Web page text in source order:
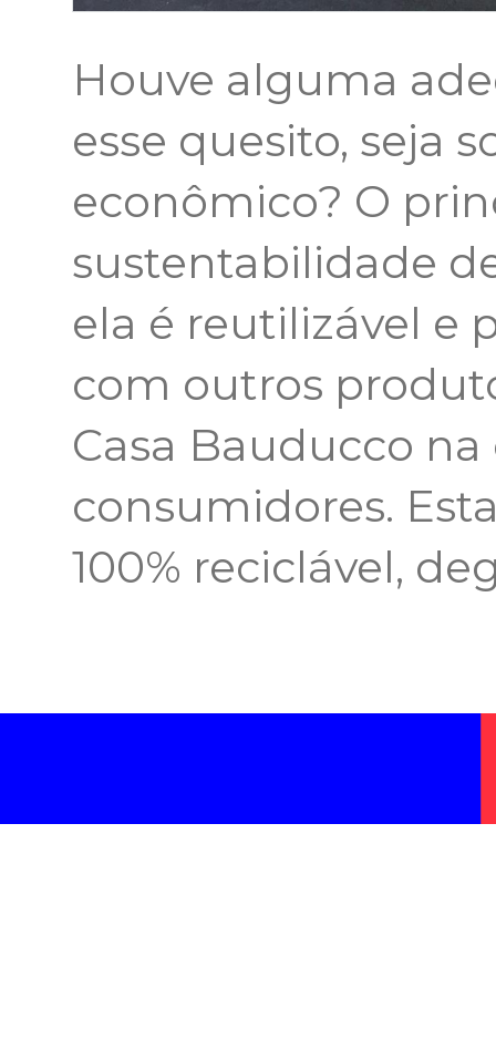
Houve alguma
esse quesito, seja
econômico? O
sustentabilidade
ela é reutilizável e
com outros
Casa Bauducco na
consumidores.
100% reciclável,